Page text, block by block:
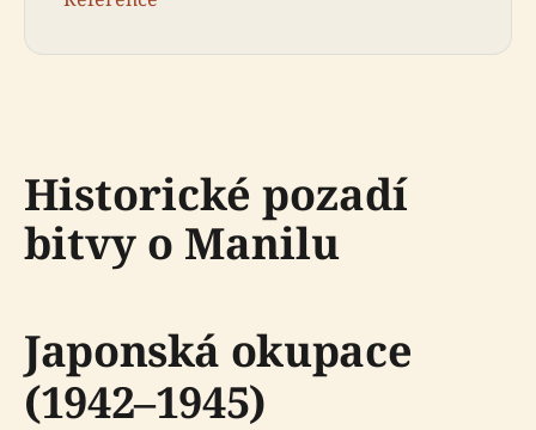
Historické pozadí
bitvy o Manilu
Japonská okupace
(1942–1945)